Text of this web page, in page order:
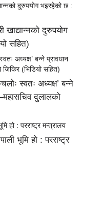
खाद्यान्नको दुरुपयोग
सहित)
स्वतः अध्यक्ष’ बन्ने
दुलालको
भूमि हो : परराष्ट्र